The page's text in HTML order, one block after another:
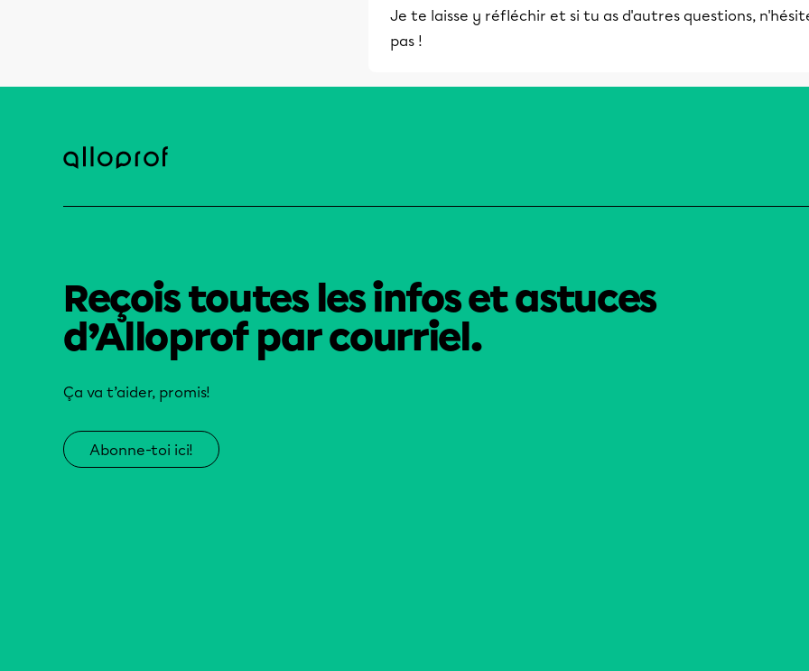
Je te laisse y réfléchir et si tu as d'autres questions,
pas !
Reçois toutes les infos et astuces
d’Alloprof par courriel.
Ça va t’aider, promis!
Abonne-toi ici!